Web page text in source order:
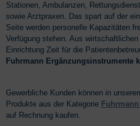
Stationen, Ambulanzen,
sowie Arztpraxen. Das spart auf der
Seite werden personelle Kapazitäten
Verfügung stehen. Aus
Einrichtung Zeit für die
Fuhrmann Ergänzungsinstrumente
Gewerbliche Kunden können in
Produkte aus der Kategorie
auf Rechnung kaufen.